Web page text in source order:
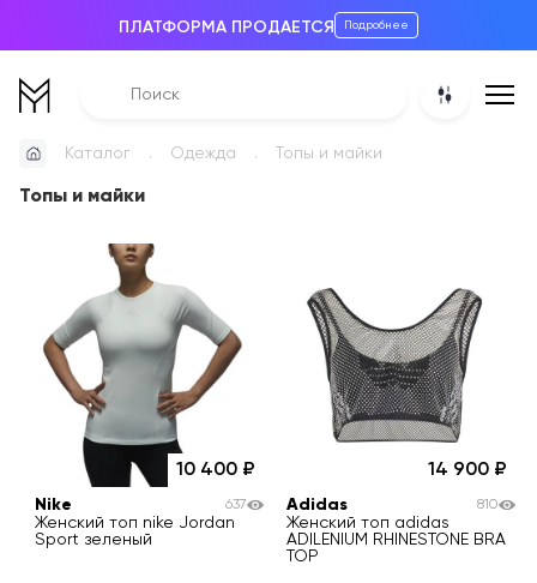
ПЛАТФОРМА ПРОДАЕТСЯ Подробнее
Каталог Одежда Топы и майки
Топы и майки
10 400
Nike
Женский топ nike Jordan
Sport зеленый
637
14 900
Adidas
Женский топ adidas
ADILENIUM RHINESTONE BRA
TOP
810